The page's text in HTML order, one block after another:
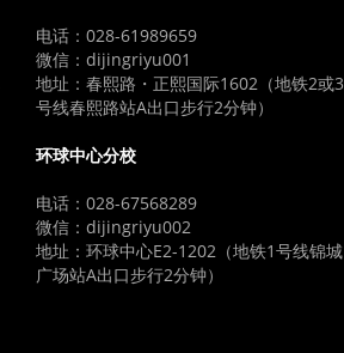
电话：028-61989659
微信：dijingriyu001
地址：春熙路・正熙国际1602（地铁2或3
号线春熙路站A出口步行2分钟）
环球中心分校
电话：028-67568289
微信：dijingriyu002
地址：环球中心E2-1202（地铁1号线锦城
广场站A出口步行2分钟）